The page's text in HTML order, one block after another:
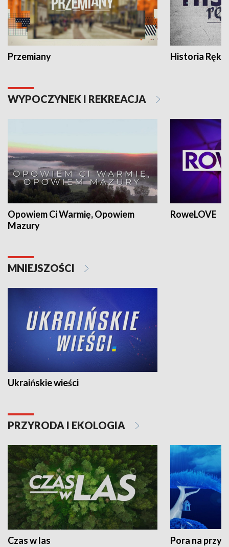
Przemiany Historia Ręką
WYPOCZYNEK I REKREACJA
Opowiem Ci Warmię, Opowiem
Mazury
RoweLOVE
MNIEJSZOŚCI
Ukraińskie wieści
PRZYRODA I EKOLOGIA
Czas w las Pora na